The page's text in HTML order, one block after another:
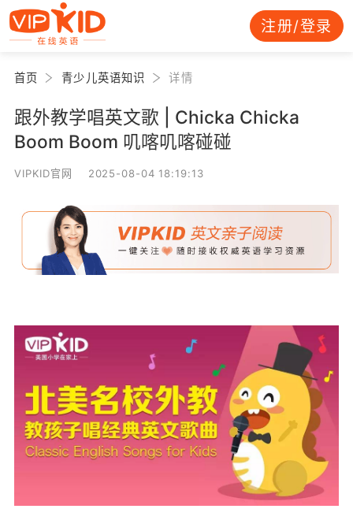
注册/登录
首页 青少儿英语知识 详情
跟外教学唱英文歌 | Chicka Chicka
Boom Boom 叽喀叽喀碰碰
VIPKID官网 2025-08-04 18:19:13